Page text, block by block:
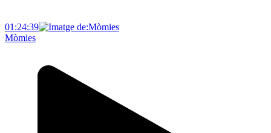
01:24:39
Mòmies